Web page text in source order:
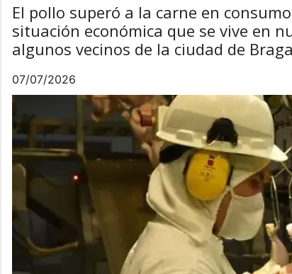
El pollo superó a la carne en
situación económica que se vive en
algunos vecinos de la ciudad de
07/07/2026